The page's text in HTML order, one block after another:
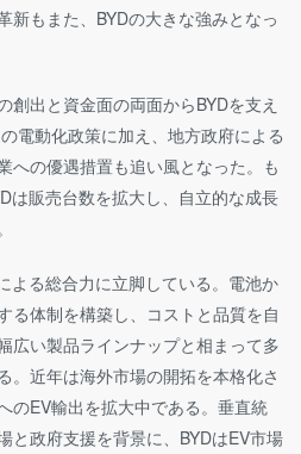
新もまた、BYDの大きな強みとなっ
創出と資金面の両面からBYDを支え
電動化政策に加え、地方政府による
への優遇措置も追い風となった。も
は販売台数を拡大し、自立的な成長
よる総合力に立脚している。電池か
る体制を構築し、コストと品質を自
広い製品ラインナップと相まって多
。近年は海外市場の開拓を本格化さ
のEV輸出を拡大中である。垂直統
と政府支援を背景に、BYDはEV市場